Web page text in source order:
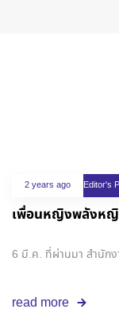
2 years ago Editor's
เพื่อนหญิงพลังหญิ
6 มี.ค. ที่ผ่านมา สำนักง
read more